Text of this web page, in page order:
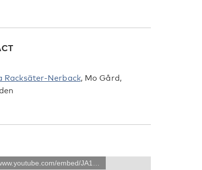
Racksäter-Nerback, Mo Gård,